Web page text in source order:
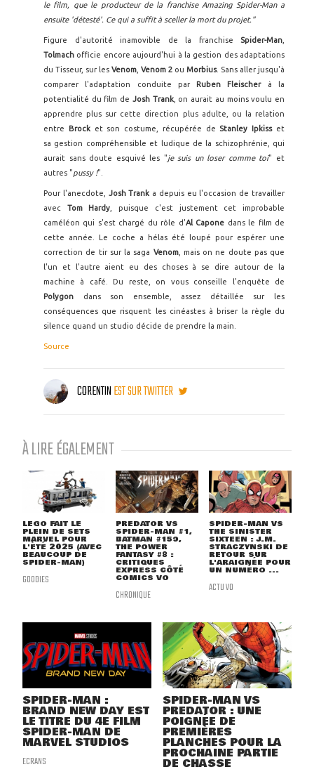
le film, que le producteur de la franchise Amazing Spider-Man a
ensuite 'détesté'. Ce qui a suffit à sceller la mort du projet."
Figure d'autorité inamovible de la franchise Spider-Man
Tolmach officie encore aujourd'hui à la gestion des adaptations
du Tisseur, sur les Venom Venom 2 ou Morbius. Sans aller jusqu'à
comparer l'adaptation conduite par Ruben Fleischer
à la
potentialité du film de Josh Trank, on aurait au moins voulu en
apprendre plus sur cette direction plus adulte, ou la relation
entre
Brocket son costume, récupérée de Stanley Ipkiss et
sa gestion compréhensible et ludique de la schizophrénie, qui
aurait sans doute esquivé les "je suis un loser comme toi" et
autres "pussy !".
Pour l'anecdote, Josh Trank a depuis eu l'occasion de travailler
avec Tom Hardy , puisque c'est justement cet improbable
caméléon qui s'est chargé du rôle d'Al Capone dans le film de
cette année. Le coche a hélas été loupé pour espérer une
correction de tir sur la saga Venom, mais on ne doute pas que
l'un et l'autre aient eu des choses à se dire autour de la
machine à café. Du reste, on vous conseille l'enquête de
Polygon dans son ensemble, assez détaillée sur les
conséquences que risquent les cinéastes à briser la règle du
silence quand un studio décide de prendre la main.
Source
CORENTINEST SUR TWITTER
À LIRE ÉGALEMENT
LEGO FAIT LE
PLEIN DE SETS
MARVEL POUR
L'ÉTÉ 2025 (AVEC
BEAUCOUP DE
SPIDER-MAN)
GOODIES
PREDATOR VS
SPIDER-MAN #1,
BATMAN #159,
THE POWER
FANTASY #8 :
CRITIQUES
EXPRESS CÔTÉ
COMICS VO
CHRONIQUE
SPIDER-MAN VS
THE SINISTER
SIXTEEN : J.M.
STRACZYNSKI DE
RETOUR SUR
L'ARAIGNÉE POUR
UN NUMÉRO ...
ACTU VO
SPIDER-MAN :
BRAND NEW DAY EST
LE TITRE DU 4E FILM
SPIDER-MAN DE
MARVEL STUDIOS
ECRANS
SPIDER-MAN VS
PREDATOR : UNE
POIGNÉE DE
PREMIÈRES
PLANCHES POUR LA
PROCHAINE PARTIE
DE CHASSE